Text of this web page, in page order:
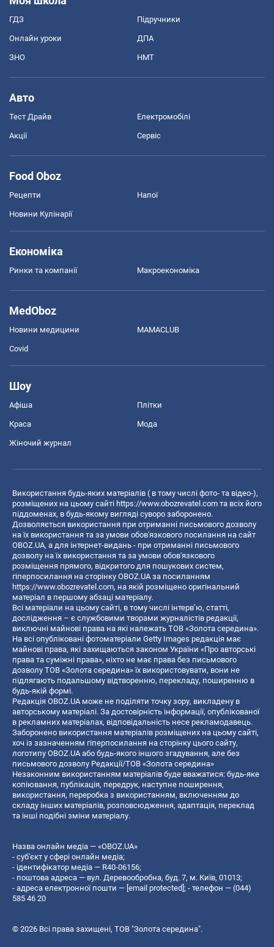
ГДЗ Підручники
Онлайн уроки ДПА
ЗНО НМТ
Авто
Тест Драйв Електромобілі
Акції Сервіс
Food Oboz
Рецепти Напої
Новини Кулінарії
Економіка
Ринки та компанії Макроекономіка
MedOboz
Новини медицини MAMACLUB
Covid
Шоу
Афіша Плітки
Краса Мода
Жіночий журнал
Використання будь-яких матеріалів ( в тому числі фото- та відео-),
розміщених на цьому сайті https://www.obozrevatel.com та всіх його
піддоменах, в будь-якому вигляді суворо заборонено.
Дозволяється використання при отриманні письмового дозволу
на їх використання та за умови обов'язкового посилання на сайт
OBOZ.UA, а для інтернет-видань - при отриманні письмового
дозволу на їх використання та за умови обов'язкового
розміщення прямого, відкритого для пошукових систем,
гіперпосилання на сторінку OBOZ.UA за посиланням
https://www.obozrevatel.com, на якій розміщено оригінальний
матеріал в першому абзаці матеріалу.
Всі матеріали на цьому сайті, в тому числі інтерв’ю, статті,
дослідження – є службовими творами журналістів редакції,
виключні майнові права на які належать ТОВ «Золота середина».
На всі опубліковані фотоматеріали Getty Images редакція має
майнові права, які захищаються законом України «Про авторські
права та суміжні права», ніхто не має права без письмового
дозволу ТОВ «Золота середина» їх використовувати, вони не
підлягають подальшому відтворенню, перекладу, поширенню в
будь-якій формі.
Редакція OBOZ.UA може не поділяти точку зору, викладену в
авторському матеріалі. За достовірність інформації, опублікованої
в рекламних матеріалах, відповідальність несе рекламодавець.
Заборонено використання матеріалів розміщених на цьому сайті,
хоч із зазначенням гіперпосилання на сторінку цього сайту,
логотипу OBOZ.UA або будь-якого іншого згадування, але без
письмового дозволу Редакції/ТОВ «Золота середина»
Незаконним використанням матеріалів буде вважатися: будь-яке
копiювання, публiкацiя, передрук, наступне поширення,
використання, переробка з використанням, включенням до
складу інших матеріалів, розповсюдження, адаптація, переклад
та інші подібні зміни матеріалу.
Назва онлайн медіа — «OBOZ.UA»
- суб'єкт у сфері онлайн медіа;
- ідентифікатор медіа — R40-06156;
- поштова адреса — вул. Деревообробна, буд. 7, м. Київ, 01013;
- адреса електронної пошти — [email protected]; - телефон — (044)
585 46 20
© 2026 Всі права захищені, ТОВ "Золота середина".